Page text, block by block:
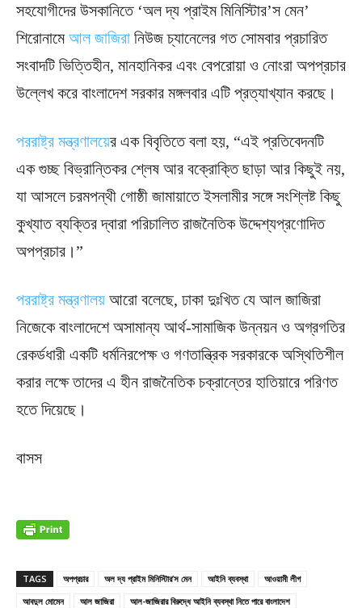
সহযোগীদের উসকানিতে ‘অল দ্য প্রাইম মিনিস্টিার’স মেন’
শিরোনামেআল জাজিরা নিউজ চ্যানেলের গত সোমবার প্রচারিত
সংবাদটি ভিত্তিহীন, মানহানিকর এবং বেপরোয়া ও নোংরা অপপ্রচার
উল্লেখ করে বাংলাদেশ সরকার মঙ্গলবার এটি প্রত্যাখ্যান করছে।
পররাষ্ট্র মন্ত্রণালয়ের এক বিবৃতিতে বলা হয়, “এই প্রতিবেদনটি
এক গুচ্ছ বিভ্রান্তিকর শ্লেষ আর বক্রোক্তি ছাড়া আর কিছুই নয়,
যা আসলে চরমপন্থী গোষ্ঠী জামায়াতে ইসলামীর সঙ্গে সংশ্লিষ্ট কিছু
কুখ্যাত ব্যক্তির দ্বারা পরিচালিত রাজনৈতিক উদ্দেশ্যপ্রণোদিত
অপপ্রচার।”
পররাষ্ট্র মন্ত্রণালয় আরো বলেছে, ঢাকা দুঃখিত যে আল জাজিরা
নিজেকে বাংলাদেশে অসামান্য আর্থ-সামাজিক উন্নয়ন ও অগ্রগতির
রেকর্ডধারী একটি ধর্মনিরপেক্ষ ও গণতান্ত্রিক সরকারকে অস্থিতিশীল
করার লক্ষে তাদের এ হীন রাজনৈতিক চক্রান্তের হাতিয়ারে পরিণত
হতে দিয়েছে।
বাসস
TAGS অপপ্রচার অল দ্য প্রাইম মিনিস্টিার’স মেন আইনি ব্যবস্থা
আওয়ামী লীগ
আবদুল মোমেন
আল জাজিরা
আল-জাজিরার বিরুদ্ধে আইনি ব্যবস্থা নিতে পারে বাংলাদেশ